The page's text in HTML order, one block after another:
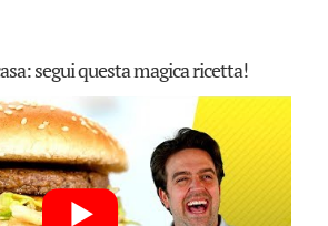
segui questa magica ricetta!